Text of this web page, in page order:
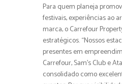
Para quem planeja
festivais, experiências ao
marca, o Carrefour
estratégicos. “Nossos
presentes em
Carrefour, Sam’s Club e
consolidado como